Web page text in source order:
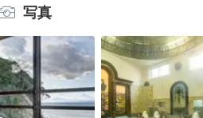
で、現在は50代目
と言う「ローマ風
初期に誕生したとの
に歴史の有る建物で
る建物ではなく、単な
。
写真